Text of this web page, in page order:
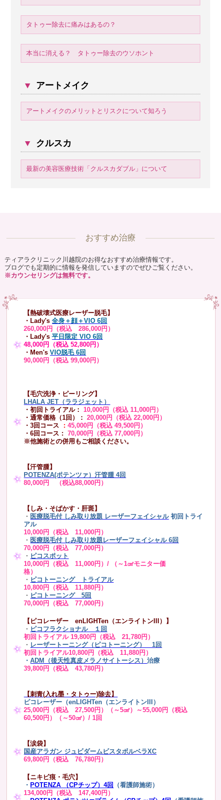
タトゥー除去に痛みはあるの？
本当に消える？ タトゥー除去のウソホント
▼ アートメイク
アートメイクのメリットとリスクについて知ろう
▼ クルスカ
最新の美容医療技術「クルスカダブル」について
おすすめ治療
ティアラクリニック川越院のお得なおすすめ治療情報です。
ブログでも定期的に情報を発信していますのでぜひご覧ください。
※カウンセリングは無料です。
【熱破壊式医療レーザー脱毛】
・Lady's 全身＋顔＋VIO 6回
260,000円（税込 286,000円）
・Lady's平日限定 VIO 6回
48,000円（税込 52,800円）
・Men's VIO脱毛 6回
90,000円（税込 99,000円）
【毛穴洗浄・ピーリング】
LHALA JET（ララジェット）
・初回トライアル：10,000円（税込 11,000円）
・通常価格（1回）：
20,000円（税込 22,000円）
・3回コース ：45,000円（税込 49,500円）
・6回コース：
70,000円（税込 77,000円）
※他施術との併用もご相談ください。
【汗管腫】
POTENZA(ポテンツァ）汗管腫 4回
80,000円 （税込88,000円）
【しみ・そばかす・肝斑】
・ 医療脱毛付 しみ取り放題 レーザーフェイシャル 初回トライ
アル
10,000円（税込 11,000円）
・ 医療脱毛付 しみ取り放題レーザーフェイシャル 6回
70,000円（税込 77,000円）
・ ピコスポット
10,000円（税込 11,000円）/ （～1㎠モニター価
格）
・ ピコトーニング トライアル
10,800円（税込 11,880円）
・ ピコトーニング 5回
70,000円（税込 77,000円）
【ピコレーザー enLIGHTen（エンライトンIII）】
・ ピコフラクショナル １回
初回トライアル 19,800円（税込 21,780円）
・ レーザートーニング（ピコトーニング） 1回
初回トライアル10,800円（税込 11,880円）
・ADM（後天性真皮メラノサイトーシス）治療
39,800円（税込 43,780円）
【刺青(入れ墨・タトゥー)除去】
ピコレーザー（enLIGHTen（エンライトンIII）
25,000円（税込 27,500円）（～5㎠）～55,000円（税込
60,500円）（～50㎠）/ 1回
【涙袋】
国産アラガン ジュビダームビスタボルベラXC
69,800円（税込 76,780円）
【ニキビ痕・毛穴】
・ POTENZA （CPチップ）4回
（看護師施術）
134,000円（税込 147,400円）